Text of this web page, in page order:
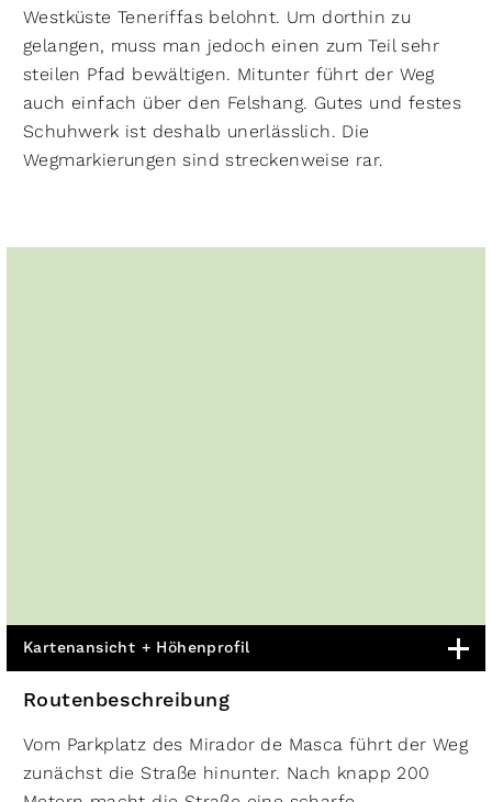
Westküste Teneriffas belohnt. Um dorthin zu
gelangen, muss man jedoch einen zum Teil sehr
steilen Pfad bewältigen. Mitunter führt der Weg
auch einfach über den Felshang. Gutes und festes
Schuhwerk ist deshalb unerlässlich. Die
Wegmarkierungen sind streckenweise rar.
Kartenansicht + Höhenprofil
Routenbeschreibung
Vom Parkplatz des Mirador de Masca führt der Weg
zunächst die Straße hin­unter. Nach knapp 200